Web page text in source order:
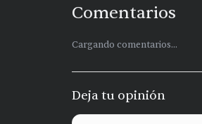
Comentarios
Cargando comentarios...
Deja tu opinión